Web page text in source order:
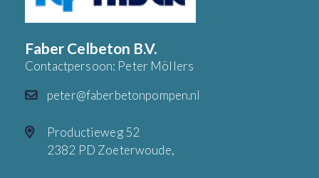
Faber Celbeton B.V.
Contactpersoon: Peter Möllers
peter@faberbetonpompen.nl
Productieweg 52
2382 PD Zoeterwoude,